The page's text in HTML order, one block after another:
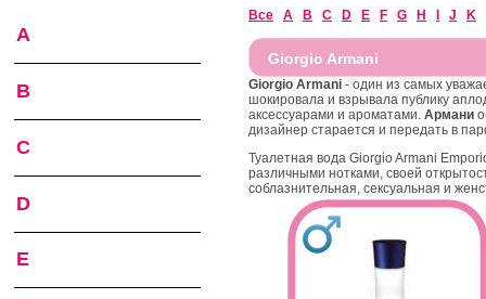
A
B
C
D
E
Все A B C D E F G H J K
Giorgio Armani
Giorgio Armani - один из самых
шокировала и взрывала публику
аксессуарами и ароматами. Армани
дизайнер старается и передать в
Туалетная вода Giorgio Armani
различными нотками, своей
соблазнительная, сексуальная и